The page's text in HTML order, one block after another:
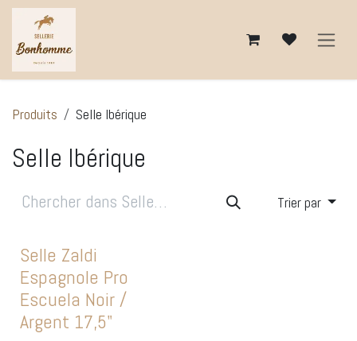
Se rendre au contenu
Produits Selle Ibérique
Selle Ibérique
Trier par
Selle Zaldi
Espagnole Pro
Escuela Noir /
Argent 17,5"